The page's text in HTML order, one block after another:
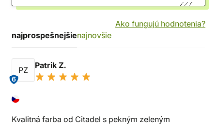
Ako fungujú hodnotenia?
najprospešnejšienajnovšie
PZ
6
Patrik Z.
Kvalitná farba od Citadel s pekným zeleným